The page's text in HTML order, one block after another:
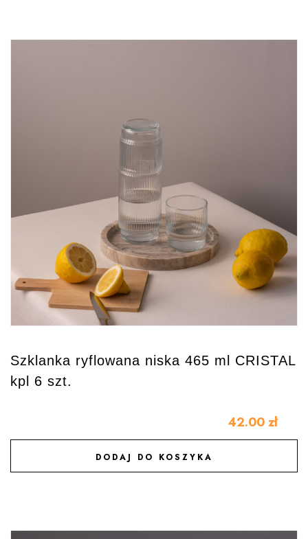
Szklanka ryflowana niska 465 ml CRISTAL
kpl 6 szt.
42.00 zł
DODAJ DO KOSZYKA
DODAJ DO ULUBIONYCH